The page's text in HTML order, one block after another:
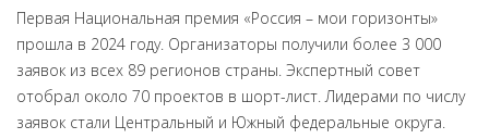
Первая Национальная премия «Россия – мои горизонты»
прошла в 2024 году. Организаторы получили более 3 000
заявок из всех 89 регионов страны. Экспертный совет
отобрал около 70 проектов в шорт-лист. Лидерами по числу
заявок стали Центральный и Южный федеральные округа.